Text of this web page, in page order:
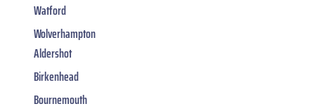
Watford
Wolverhampton
Aldershot
Birkenhead
Bournemouth